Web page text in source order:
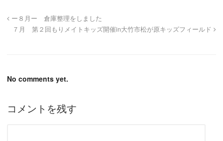
ー８月ー 倉庫整理をしました
７月 第２回もりメイトキッズ開催in大竹市松が原キッズフィールド
No comments yet.
コメントを残す